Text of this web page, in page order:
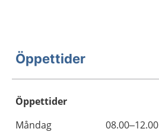
Öppettider
Öppettider
Dag
Öppettider
Kommentarer
Måndag
08.00–12.00